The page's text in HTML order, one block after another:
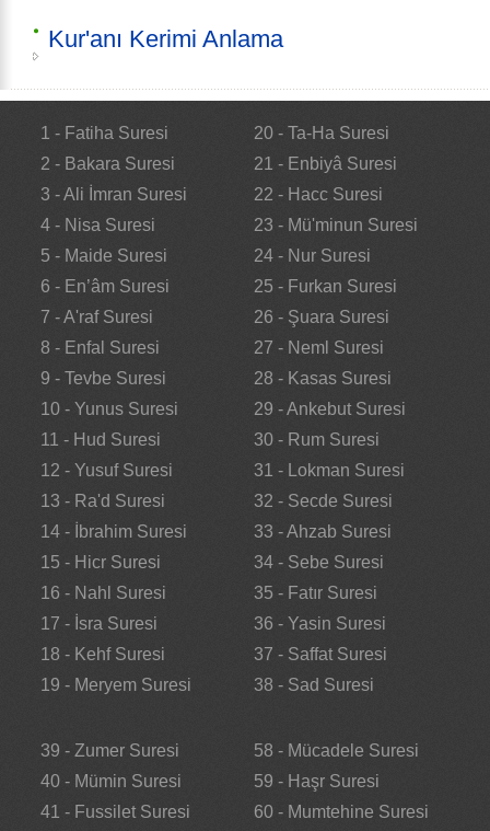
Kur'anı Kerimi Anlama
1 - Fatiha Suresi
2 - Bakara Suresi
3 - Ali İmran Suresi
4 - Nisa Suresi
5 - Maide Suresi
6 - En’âm Suresi
7 - A'raf Suresi
8 - Enfal Suresi
9 - Tevbe Suresi
10 - Yunus Suresi
11 - Hud Suresi
12 - Yusuf Suresi
13 - Ra'd Suresi
14 - İbrahim Suresi
15 - Hicr Suresi
16 - Nahl Suresi
17 - İsra Suresi
18 - Kehf Suresi
19 - Meryem Suresi
20 - Ta-Ha Suresi
21 - Enbiyâ Suresi
22 - Hacc Suresi
23 - Mü'minun Suresi
24 - Nur Suresi
25 - Furkan Suresi
26 - Şuara Suresi
27 - Neml Suresi
28 - Kasas Suresi
29 - Ankebut Suresi
30 - Rum Suresi
31 - Lokman Suresi
32 - Secde Suresi
33 - Ahzab Suresi
34 - Sebe Suresi
35 - Fatır Suresi
36 - Yasin Suresi
37 - Saffat Suresi
38 - Sad Suresi
39 - Zumer Suresi
40 - Mümin Suresi
41 - Fussilet Suresi
58 - Mücadele Suresi
59 - Haşr Suresi
60 - Mumtehine Suresi